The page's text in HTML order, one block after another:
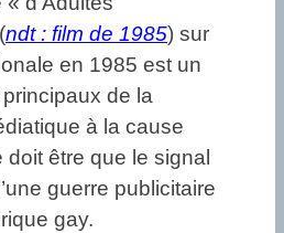
ndt : film de 1985) sur
en 1985 est un
de la
à la cause
être que le signal
guerre publicitaire
gay.